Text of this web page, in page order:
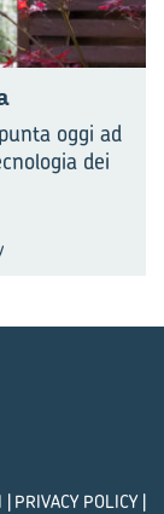
oggi ad
dei
PRIVACY POLICY